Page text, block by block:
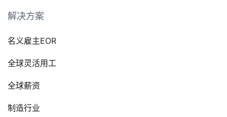
解决方案
名义雇主EOR
全球灵活用工
全球薪资
制造行业